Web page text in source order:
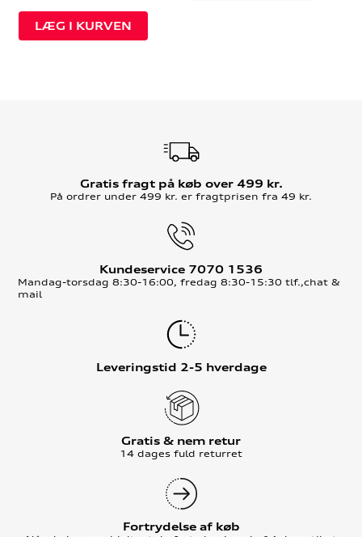
Gratis fragt på køb over 499 kr.
På ordrer under 499 kr. er fragtprisen fra 49 kr.
Kundeservice 7070 1536
Mandag-torsdag 8:30-16:00, fredag 8:30-15:30 tlf.,chat &
mail
Leveringstid 2-5 hverdage
Gratis & nem retur
14 dages fuld returret
Fortrydelse af køb